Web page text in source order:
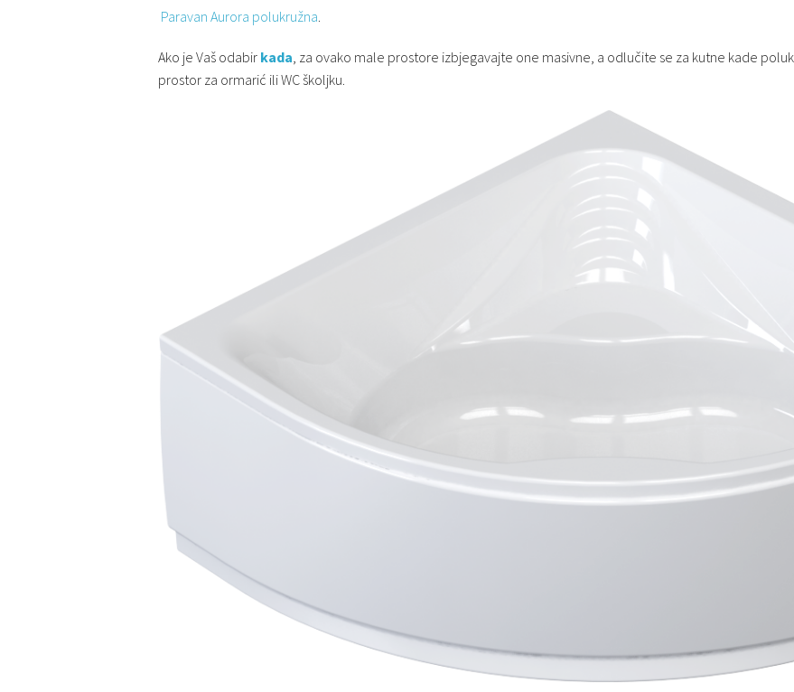
Paravan Aurora polukružna
Ako je Vaš odabir kada , za ovako male prostore izbjegavajte one masivne, a odlučite se za kutne kade
prostor za ormarić ili WC školjku.